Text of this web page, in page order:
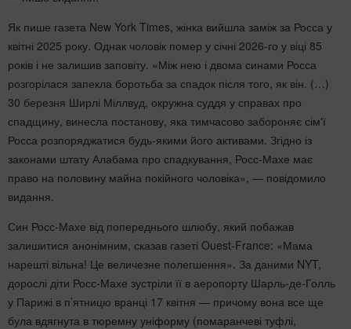
Як пише газета New York Times, жінка вийшла заміж за Росса у
квітні 2025 року. Однак чоловік помер у січні 2026-го у віці 85
років і не залишив заповіту. «Між нею і двома синами Росса
розгорілася запекла боротьба за спадок після того, як він. (…)
30 березня Ширлі Міллвуд, окружна суддя у справах про
спадщину, винесла постанову, яка тимчасово забороняє сім'ї
Росса розпоряджатися будь-якими його активами. Згідно із
законами штату Алабама про спадкування, Росс-Махе має
право на половину майна покійного чоловіка», — повідомило
видання.
Син Росс-Махе від попереднього шлюбу, який побажав
залишитися анонімним, сказав газеті Ouest-France: «Мама
нарешті вільна! Це величезне полегшення». За даними NYT,
дорослі діти Росс-Махе зустріли її в аеропорту Шарль-де-Голль
у Парижі в п’ятницю вранці 17 квітня — причому вона все ще
була вдягнута в тюремну уніформу (помаранчеві туфлі,